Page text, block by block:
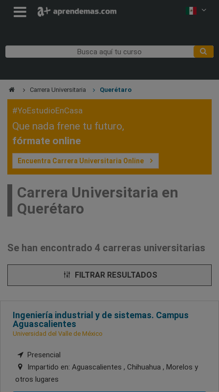
Carrera Universitaria Querétaro
#YoEstudioEnCasa
Que nada frene tu futuro,
fórmate online
Encuentra Carrera Universitaria Online
Carrera Universitaria en
Querétaro
Se han encontrado 4 carreras universitarias
FILTRAR RESULTADOS
Ingeniería industrial y de sistemas. Campus
Aguascalientes
Universidad del Valle de México
Presencial
Impartido en: Aguascalientes , Chihuahua , Morelos y
otros lugares